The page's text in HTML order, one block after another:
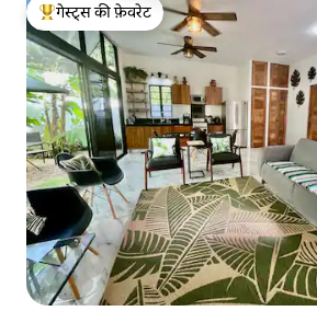
गेस्ट्स का टॉप फ़ेवरेट
गेस्ट्स की फ़ेवरेट